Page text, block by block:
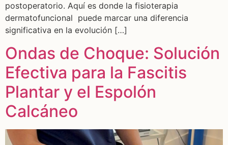
postoperatorio. Aquí es donde la fisioterapia
dermatofuncional puede marcar una diferencia
significativa en la evolución […]
Ondas de Choque: Solución
Efectiva para la Fascitis
Plantar y el Espolón
Calcáneo